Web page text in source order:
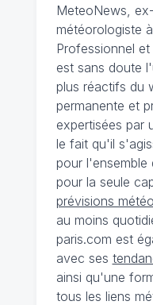
MeteoNews,
météorologiste
Professionnel
est sans doute
plus réactifs du
permanente et
expertisées par
le fait qu'il
pour
pour la seule
prévisions
au moins
paris.com est
avec ses
ainsi qu'une
tous les liens